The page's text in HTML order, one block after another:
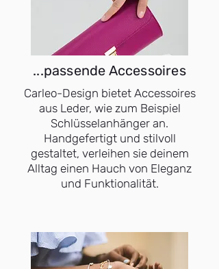
...passende Accessoires
Carleo-Design bietet Accessoires
aus Leder, wie zum Beispiel
Schlüsselanhänger an.
Handgefertigt und stilvoll
gestaltet, verleihen sie deinem
Alltag einen Hauch von Eleganz
und Funktionalität.